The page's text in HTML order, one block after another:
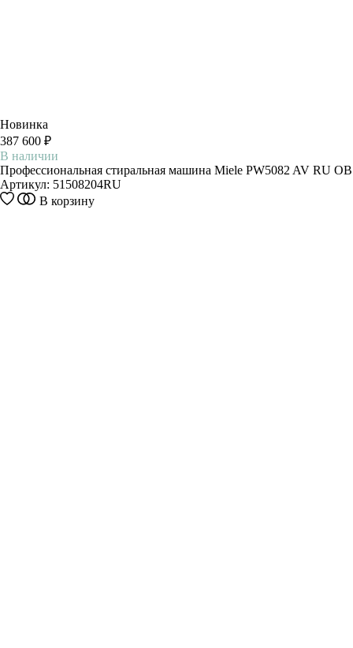
Новинка
387 600 ₽
В наличии
Профессиональная стиральная машина Miele PW5082 AV RU OB
Артикул: 51508204RU
В корзину